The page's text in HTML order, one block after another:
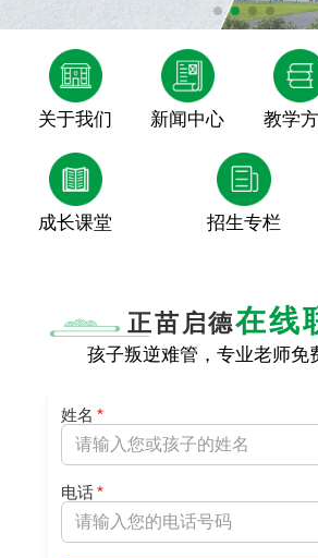
关于我们 新闻中心 教学
成长课堂 招生专栏
正苗启德在线
孩子叛逆难管，专业老师免
姓名 *
电话*